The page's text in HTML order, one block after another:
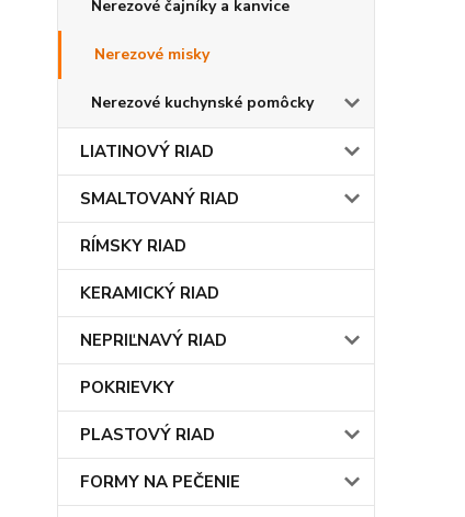
Nerezové čajníky a kanvice
Nerezové misky
Nerezové kuchynské pomôcky
LIATINOVÝ RIAD
SMALTOVANÝ RIAD
RÍMSKY RIAD
KERAMICKÝ RIAD
NEPRIĽNAVÝ RIAD
POKRIEVKY
PLASTOVÝ RIAD
FORMY NA PEČENIE